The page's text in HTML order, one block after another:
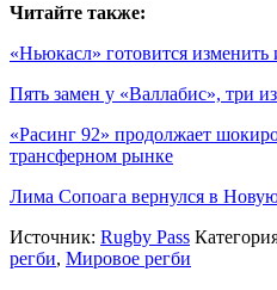
Читайте также:
«Ньюкасл» готовится изменить
Пять замен у «Валлабис», три
«Расинг 92» продолжает
трансферном рынке
Лима Сопоага вернулся в
Источник: Rugby Pass
регби, Мировое регби